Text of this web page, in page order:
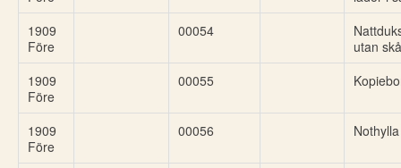
1909
Före
00054
utan
1909
Före
00055
1909
Före
00056 Nothylla